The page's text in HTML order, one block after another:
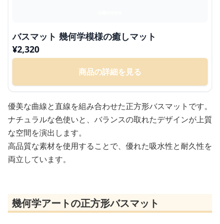
バスマット 幾何学模様の癒しマット
¥2,320
商品の詳細を見る
優美な曲線と直線を組み合わせた正方形バスマットです。
ナチュラルな色使いと、バランスの取れたデザインが上質
な空間を演出します。
高品質な素材を使用することで、優れた吸水性と耐久性を
両立しています。
幾何学アートの正方形バスマット